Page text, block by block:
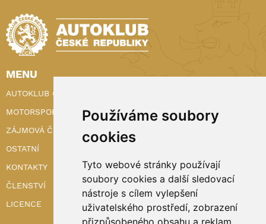
Používáme soubory
cookies
Tyto webové stránky používají
soubory cookies a další sledovací
nástroje s cílem vylepšení
uživatelského prostředí, zobrazení
přizpůsobeného obsahu a reklam,
MENU
AUTOKLUB ČR
MOTORSPORT
ZÁJMOVÁ ČINNOST
OSTATNÍ
KONTAKTY
ČLENSTVÍ
LICENCE